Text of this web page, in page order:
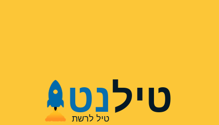
טילנט
טיל לרשת